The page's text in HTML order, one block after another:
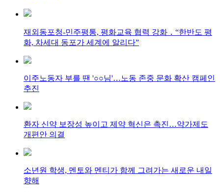
재외동포청-민주평통, 평화교육 협력 강화 ․ “한반도 평
화, 차세대 동포가 세계에 알리다”
이주노동자 부를 땐 '○○님'…노동 존중 문화 확산 캠페인
추진
환자 신약 보장성 높이고 제약 혁신은 촉진…약가제도
개편안 의결
소년원 학생, 멘토와 멘티가 함께 그려가는 새로운 내일
향해